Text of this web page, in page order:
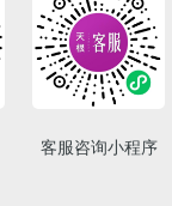
客服咨询小程序